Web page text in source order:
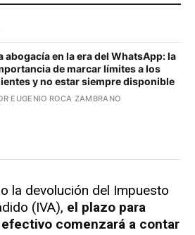
abogacía en la era del WhatsApp: la
de marcar límites a los
y no estar siempre disponible
EUGENIO ROCA ZAMBRANO
la devolución del Impuesto
(IVA), el plazo para
comenzará a contar